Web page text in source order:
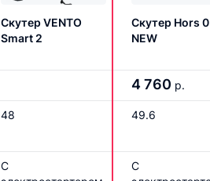
Скутер VENTO
Smart 2
Скутер Hors
NEW
4 760 р.
48 49.6
С
С